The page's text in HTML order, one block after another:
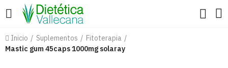
Inicio Suplementos
Fitoterapia
Mastic gum 45caps 1000mg solaray